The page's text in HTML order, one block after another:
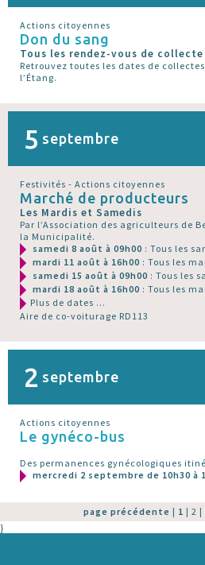
Actions citoyennes
Don du sang
Tous les rendez-vous de collecte
Retrouvez toutes les dates de
l’Étang.
5 septembre
Festivités - Actions citoyennes
Marché de producteurs
Les Mardis et Samedis
Par l’Association des agriculteurs de
la Municipalité.
samedi 8 août à 09h00 : Tous les
mardi 11 août à 16h00 : Tous les
samedi 15 août à 09h00 : Tous les
mardi 18 août à 16h00 : Tous les
Plus de dates ...
Aire de co-voiturage RD113
2 septembre
Actions citoyennes
Le gynéco-bus
Des permanences gynécologiques
mercredi 2 septembre de 10h30 à
page précédente | 1 | 2 |
}